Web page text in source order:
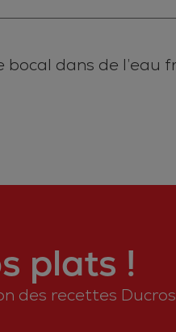
dans de l’eau
plats !
des recettes